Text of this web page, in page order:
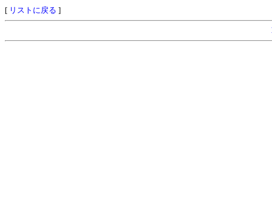
[ リストに戻る ]